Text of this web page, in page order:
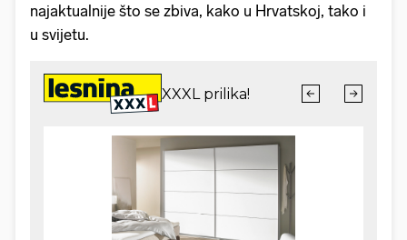
najaktualnije što se zbiva, kako u Hrvatskoj, tako i
u svijetu.